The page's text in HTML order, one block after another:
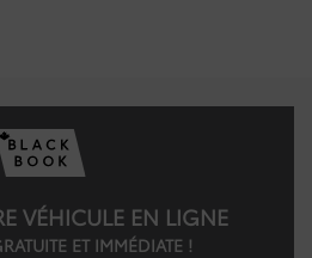
VÉHICULE EN LIGNE
ET IMMÉDIATE !